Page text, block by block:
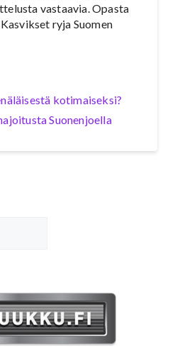
vastaavia. Opasta
ryja Suomen
kotimaiseksi?
Suonenjoella